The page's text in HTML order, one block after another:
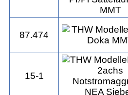
87.474
15-1